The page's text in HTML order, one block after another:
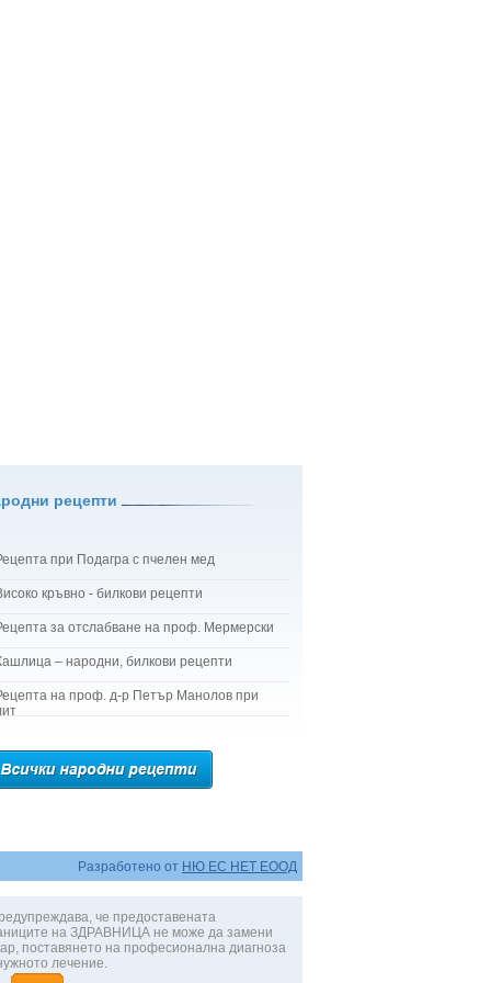
рецепти
при Подагра с пчелен мед
кръвно - билкови рецепти
за отслабване на проф. Мермерски
– народни, билкови рецепти
на проф. д-р Петър Манолов при
Разработено от НЮ ЕС НЕТ ЕООД
че предоставената
на ЗДРАВНИЦА не може да замени
поставянето на професионална диагноза
лечение.